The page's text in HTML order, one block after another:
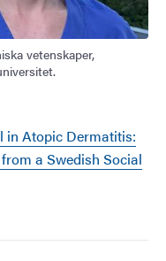
vetenskaper,
in Atopic Dermatitis:
a Swedish Social